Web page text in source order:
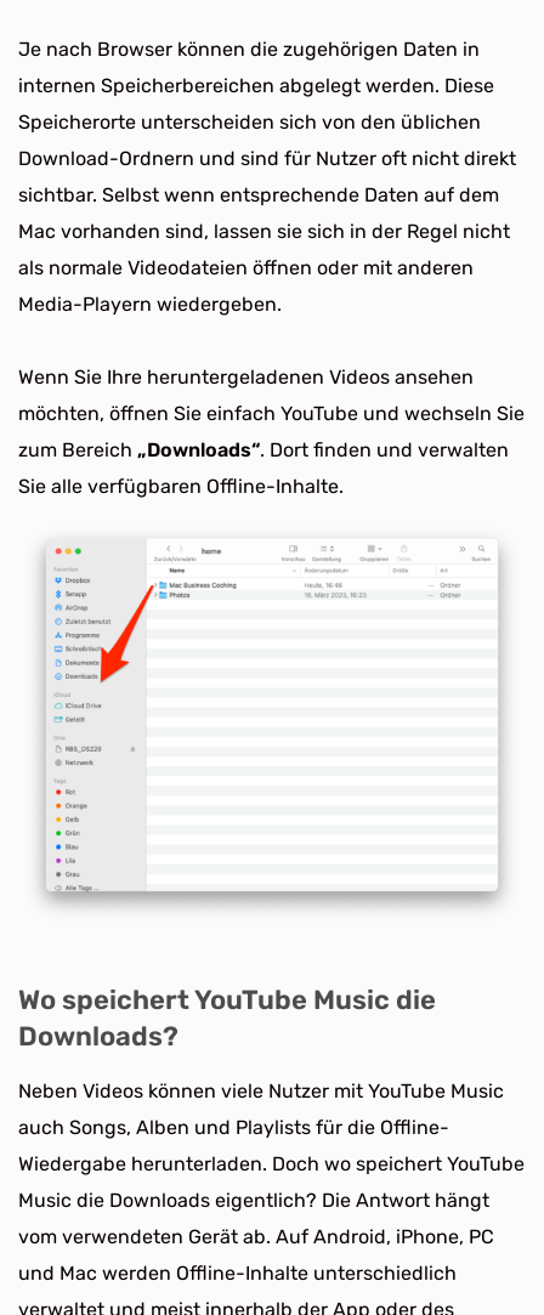
Je nach Browser können die zugehörigen Daten in
internen Speicherbereichen abgelegt werden. Diese
Speicherorte unterscheiden sich von den üblichen
Download-Ordnern und sind für Nutzer oft nicht direkt
sichtbar. Selbst wenn entsprechende Daten auf dem
Mac vorhanden sind, lassen sie sich in der Regel nicht
als normale Videodateien öffnen oder mit anderen
Media-Playern wiedergeben.
Wenn Sie Ihre heruntergeladenen Videos ansehen
möchten, öffnen Sie einfach YouTube und wechseln Sie
zum Bereich „Downloads“. Dort finden und verwalten
Sie alle verfügbaren Offline-Inhalte.
Wo speichert YouTube Music die
Downloads?
Neben Videos können viele Nutzer mit YouTube Music
auch Songs, Alben und Playlists für die Offline-
Wiedergabe herunterladen. Doch wo speichert YouTube
Music die Downloads eigentlich? Die Antwort hängt
vom verwendeten Gerät ab. Auf Android, iPhone, PC
und Mac werden Offline-Inhalte unterschiedlich
verwaltet und meist innerhalb der App oder des